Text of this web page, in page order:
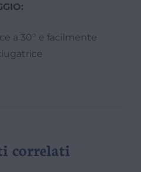
a 30° e facilmente
correlati